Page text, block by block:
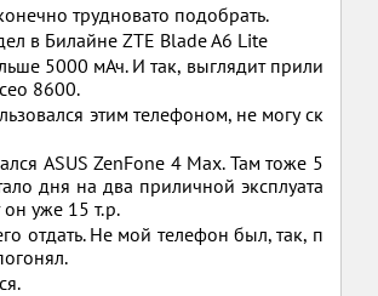
трудновато подобрать.
в Билайне ZTE Blade A6 Lite
5000 мАч. И так, выглядит прили
8600.
этим телефоном, не могу ск
ASUS ZenFone 4 Max. Там тоже 5
дня на два приличной эксплуата
уже 15 т.р.
отдать. Не мой телефон был, так, п